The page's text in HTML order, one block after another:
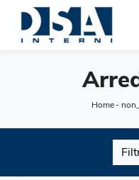
Home-